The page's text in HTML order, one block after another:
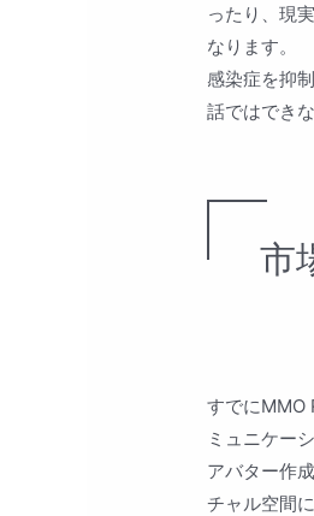
ったり、現
なります。
感染症を抑
話ではでき
市
すでにMMO
ミュニケー
アバター作
チャル空間